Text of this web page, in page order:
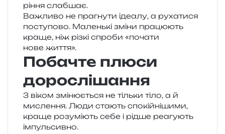
рі­н­ня слабшає.
Важливо не пра­гну­ти іде­а­лу, а руха­ти­ся
посту­по­во. Маленькі зміни пра­цю­ють
краще, ніж різкі спро­би «поча­ти
нове життя».
Побачте плюси
дорослішання
З віком змі­ню­є­ться не тіль­ки тіло, а й
мисле­н­ня. Люди ста­ють спо­кій­ні­ши­ми,
краще розу­мі­ють себе і рідше реа­гу­ють
імпульсивно.